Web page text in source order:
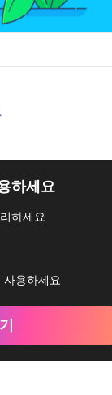
하세요
하세요
용하세요